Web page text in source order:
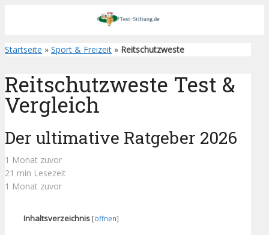
Startseite » Sport & Freizeit » Reitschutzweste
Reitschutzweste Test &
Vergleich
Der ultimative Ratgeber 2026
1 Monat zuvor
21 min Lesezeit
1 Monat zuvor
Inhaltsverzeichnis [öffnen]